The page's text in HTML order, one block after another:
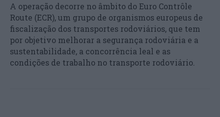
A operação decorre no âmbito do Euro Contrôle
Route (ECR), um grupo de organismos europeus de
fiscalização dos transportes rodoviários, que tem
por objetivo melhorar a segurança rodoviária e a
sustentabilidade, a concorrência leal e as
condições de trabalho no transporte rodoviário.